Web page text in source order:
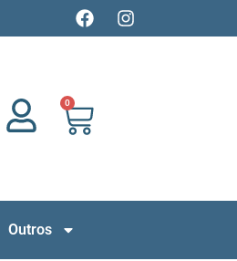
F
a
o
k
I
n
0
Cart
Outros